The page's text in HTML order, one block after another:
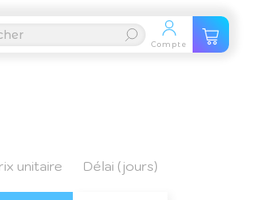
Compte
unitaire Délai (jours)